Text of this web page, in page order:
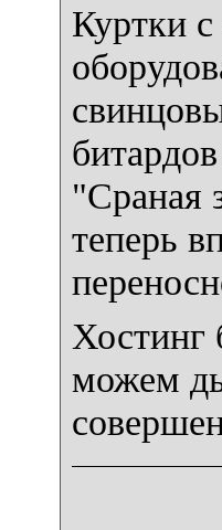
Куртки
"Сраная
теперь
Хостинг
можем